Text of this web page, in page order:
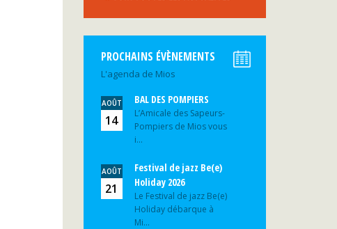
PROCHAINS ÉVÈNEMENTS
L'agenda de Mios
AOÛT
14
BAL DES POMPIERS
L’Amicale des Sapeurs-
Pompiers de Mios vous
i...
AOÛT
21
Festival de jazz Be(e)
Holiday 2026
Le Festival de jazz Be(e)
Holiday débarque à
Mi...